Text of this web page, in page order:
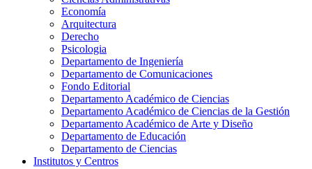
Economía
Arquitectura
Derecho
Psicologia
Departamento de Ingeniería
Departamento de Comunicaciones
Fondo Editorial
Departamento Académico de Ciencias
Departamento Académico de Ciencias de la Gestión
Departamento Académico de Arte y Diseño
Departamento de Educación
Departamento de Ciencias
Institutos y Centros